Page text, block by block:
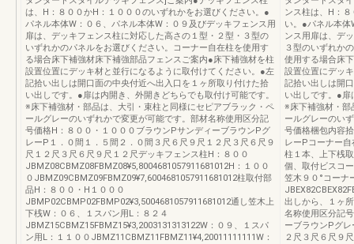
は、H：８００かH：１０００のいずれかをお選びください。●
パネル本体W：０６、パネル本体W：０９及びデッキフェンス用
扉は、デッキフェンス柱に対応した高さの１型・２型・３型の
いずれかのパネルをお選びください。コーナー自在柱を使用す
る場合床下補強材床下補強部品フェンスご案内●床下補強材を柱
設置位置にデッキ材と並行になるように取付けてください。●左
記拾い出しは開口面の中央付近へ出入口を１ヶ所取り付けた拾
い出しです。●扉は内開き、外開きどちらでも取付け可能です。
※床下補強材・部品は、大引・束柱と同様にセピアブラック・ペ
ールグレーのいずれかで変更が可能です。部材名称使用区分記
号価格H：８００・１０００ブラウンPサンディーブラウンPグ
レーP１．０間１．５間２．０間３尺６尺９尺１２尺３尺６尺９
尺１２尺３尺６尺９尺１２尺デッキフェンス柱H：８００
JBMZ08CBMZ08FBMZ08¥5,8004681057911681012H：１００
０JBMZ09CBMZ09FBMZ09¥7,6004681057911681012柱取付部
品H：８００・H１０００
JBMP02CBMP02FBMP02¥3,5004681057911681012通し笠木上
下桟W：０６、１スパン用L：８２４
JBMZ15CBMZ15FBMZ15¥3,2003131313122W：０９、１スパ
ン用L：１１００JBMZ11CBMZ11FBMZ11¥4,20011111111W：
ンス柱は、H：
い。●パネル本体
ンス用扉は、デ
３型のいずれか
使用する場合床
設置位置にデッ
記拾い出しは開
い出しです。●扉
※床下補強材・部
ールグレーのい
号価格梱包内容
レーPコーナー自
柱１本、上下桟
個、取付ビスコ
笠木９０°コーナ
出しから、１ヶ
名称使用区分記
ーブラウンPグ
２尺３尺６尺９